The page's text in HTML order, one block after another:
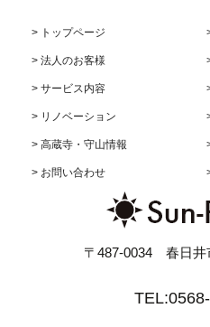
> トップページ
> 法人のお客様
> サービス内容
> リノベーション
> 高蔵寺・守山情報
> お問い合わせ
〒487-0034 春日井